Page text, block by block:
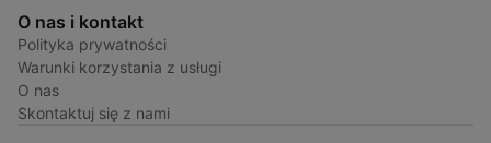
O nas i kontakt
Polityka prywatności
Warunki korzystania z usługi
O nas
Skontaktuj się z nami